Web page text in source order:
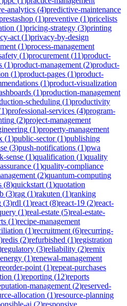
analytics (4)predictive-maintenance
(1)preventive (1)pricelists
(1)pricing-strategy (3)printing
act (1)privacy-by-design
(1)process-management
(1)procurement (11)product-
(1)product-management (2)product-
(1)product-pages (1)product-
(1)product-visualization
(1)production-management
scheduling (1)productivity
1)professional-services (4)program-
(2)project-management
(1)property-management
(1)public-sector(1)publishing
(3)push-notifications (1)pwa
sense (1)qualification (1)quality
(1)quality-compliance
(2)quantum-computing
(8)quickstart (1)quotation
(3)rag (1)rakuten (1)ranking
(3)rdl (1)react (8)react-19 (2)react-
(1)real-estate (5)real-estate-
(1)recipe-management
(1)recruitment (6)recurring-
)redis (2)refurbished (1)registration
regulatory (3)reliability (2)remix
(1)renewal-management
reorder-point (1)repeat-purchases
(1)reporting (12)reports
management (2)reserved-
allocation (1)resource-planning
ai (2)responsive